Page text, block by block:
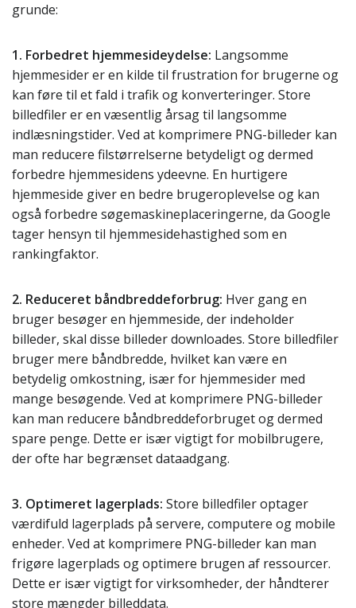
grunde:
1. Forbedret hjemmesideydelse: Langsomme
hjemmesider er en kilde til frustration for brugerne og
kan føre til et fald i trafik og konverteringer. Store
billedfiler er en væsentlig årsag til langsomme
indlæsningstider. Ved at komprimere PNG-billeder kan
man reducere filstørrelserne betydeligt og dermed
forbedre hjemmesidens ydeevne. En hurtigere
hjemmeside giver en bedre brugeroplevelse og kan
også forbedre søgemaskineplaceringerne, da Google
tager hensyn til hjemmesidehastighed som en
rankingfaktor.
2. Reduceret båndbreddeforbrug: Hver gang en
bruger besøger en hjemmeside, der indeholder
billeder, skal disse billeder downloades. Store billedfiler
bruger mere båndbredde, hvilket kan være en
betydelig omkostning, især for hjemmesider med
mange besøgende. Ved at komprimere PNG-billeder
kan man reducere båndbreddeforbruget og dermed
spare penge. Dette er især vigtigt for mobilbrugere,
der ofte har begrænset dataadgang.
3. Optimeret lagerplads: Store billedfiler optager
værdifuld lagerplads på servere, computere og mobile
enheder. Ved at komprimere PNG-billeder kan man
frigøre lagerplads og optimere brugen af ressourcer.
Dette er især vigtigt for virksomheder, der håndterer
store mængder billeddata.